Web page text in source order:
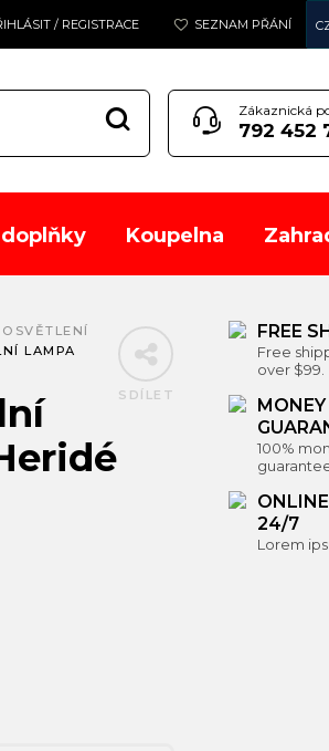
/ REGISTRACE SEZNAM PŘÁNÍ
Zákaznická
792 452
Koupelna
FREE
Free
over $99.
100%
24/7
Lorem
SDÍLET
OSVĚTLENÍ
LAMPA